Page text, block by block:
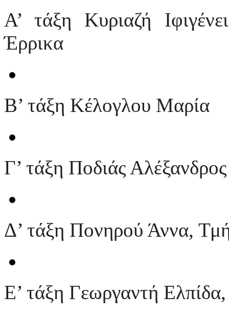
Α’ τάξη Κυριαζή
Έρρικα
Β’ τάξη Κέλογλου Μαρία
Γ’ τάξη Ποδιάς Αλέξανδρος
Δ’ τάξη Πονηρού Άννα,
Ε’ τάξη Γεωργαντή Ελπίδα